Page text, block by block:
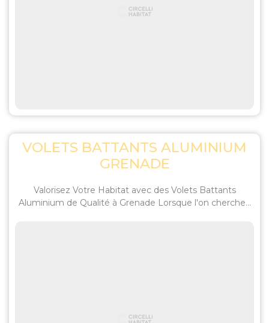
VOLETS BATTANTS ALUMINIUM
GRENADE
Valorisez Votre Habitat avec des Volets Battants
Aluminium de Qualité à Grenade Lorsque l'on cherche...